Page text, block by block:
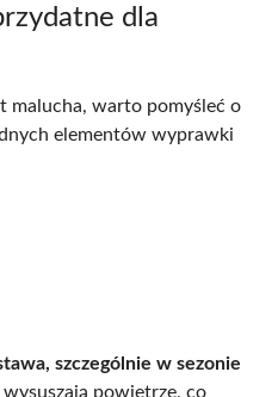
dla
malucha, warto pomyśleć o
elementów wyprawki
szczególnie w sezonie
powietrze, co